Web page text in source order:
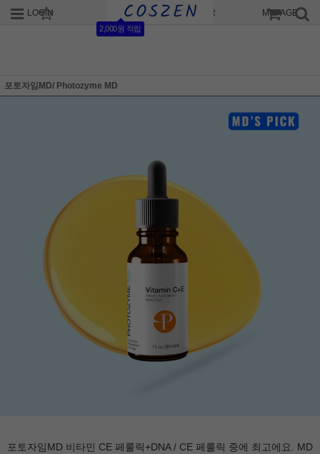
LOGIN JOIN
2,000원 적립
ORDER MYPAGE
포토자임MD/ Photozyme MD
포토자임MD 비타민 CE 페룰릭+DNA / CE 페룰릭 중에 최고에요. MD